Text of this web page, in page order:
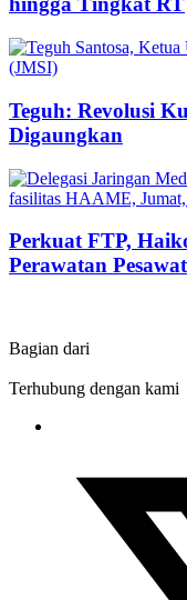
Teguh: Revolusi
Digaungkan
Perkuat FTP,
Perawatan
Bagian dari
Terhubung dengan kami